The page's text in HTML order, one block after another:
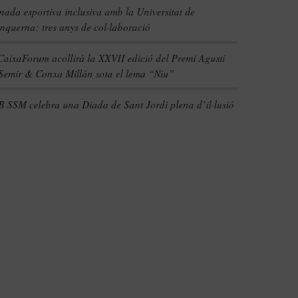
esportiva inclusiva amb la Universitat de
tres anys de col·laboració
acollirà la XXVII edició del Premi Agustí
& Conxa Millán sota el lema “Niu”
SSM celebra una Diada de Sant Jordi plena d’il·lusió